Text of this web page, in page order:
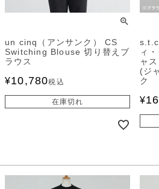
un cinq（アンサンク） CS
Switching Blouse 切り替えブ
ラウス
¥10,780税込
在庫切れ
ィ
ャ
(ジ
ク
¥